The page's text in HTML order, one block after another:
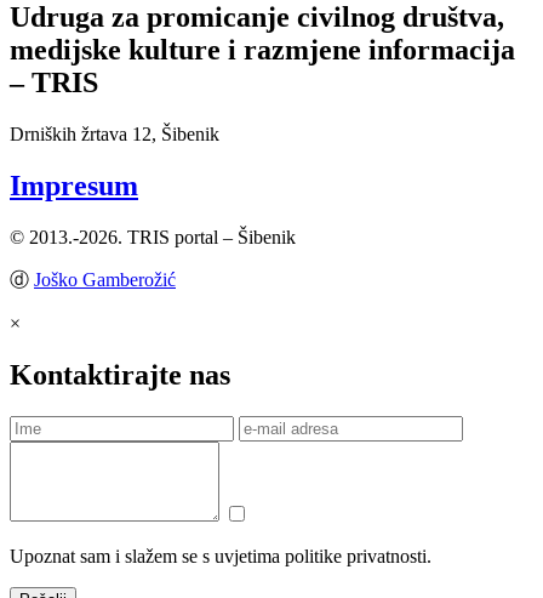
Udruga za promicanje civilnog društva,
medijske kulture i razmjene informacija
– TRIS
Drniških žrtava 12, Šibenik
Impresum
© 2013.-2026. TRIS portal – Šibenik
ⓓ Joško Gamberožić
×
Kontaktirajte nas
Upoznat sam i slažem se s uvjetima politike privatnosti.